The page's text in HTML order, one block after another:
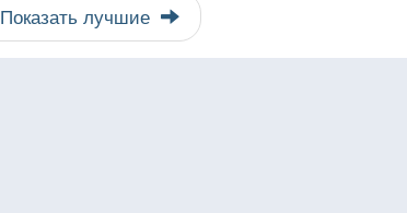
Показать лучшие